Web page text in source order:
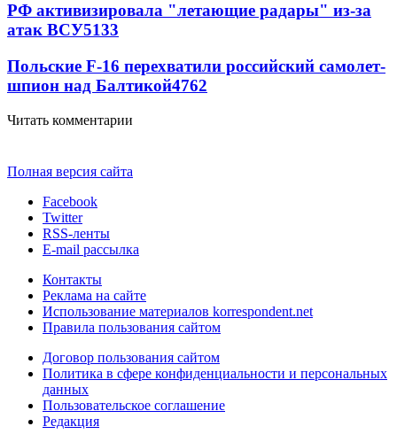
РФ активизировала "летающие радары" из-за
атак ВСУ5133
Польские F-16 перехватили российский самолет-
шпион над Балтикой4762
Читать комментарии
Полная версия сайта
Facebook
Twitter
RSS-ленты
E-mail рассылка
Контакты
Реклама на сайте
Использование материалов korrespondent.net
Правила пользования сайтом
Договор пользования сайтом
Политика в сфере конфиденциальности и персональных
данных
Пользовательское соглашение
Редакция